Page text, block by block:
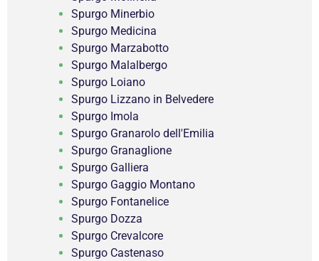
Spurgo Minerbio
Spurgo Medicina
Spurgo Marzabotto
Spurgo Malalbergo
Spurgo Loiano
Spurgo Lizzano in Belvedere
Spurgo Imola
Spurgo Granarolo dell'Emilia
Spurgo Granaglione
Spurgo Galliera
Spurgo Gaggio Montano
Spurgo Fontanelice
Spurgo Dozza
Spurgo Crevalcore
Spurgo Castenaso